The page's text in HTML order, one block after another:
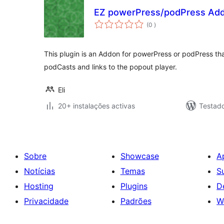
EZ powerPress/podPress
(0 classificações
)
This plugin is an Addon for powerPress or podPress
podCasts and links to the popout player.
Eli
20+ instalações activas
Sobre
Notícias
Hosting
Privacidade
Showcase
Temas
Plugins
Padrões